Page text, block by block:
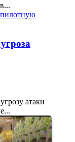
атаки